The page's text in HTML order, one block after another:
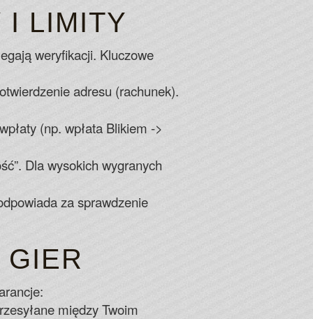
I LIMITY
weryfikacji. Kluczowe
adresu (rachunek).
(np. wpłata Blikiem ->
Dla wysokich wygranych
za sprawdzenie
między Twoim